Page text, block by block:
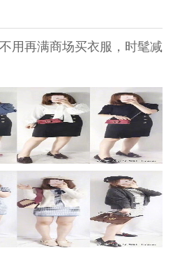
用再满商场买衣服，时髦减